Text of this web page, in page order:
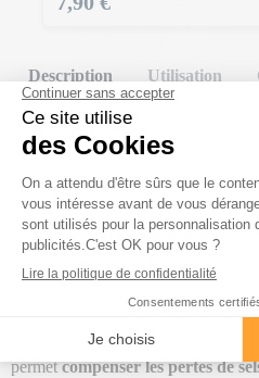
Description Utilisation
Barre endurance bio (25g)
énergétiquete permettant de
100% biologiqueet excluant tout
effets néfastes sur la santé du
saine.Riche en glucides (entre
saveur)
, elle représente un
LaBarre endurance bio (25g)
compositions possédant chacune
La barre goût noix de cajou et
permetcompenser les pertes de